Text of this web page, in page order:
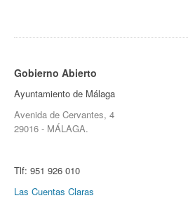
Gobierno Abierto
Ayuntamiento de Málaga
Avenida de Cervantes, 4
29016 - MÁLAGA.
Tlf: 951 926 010
Las Cuentas Claras